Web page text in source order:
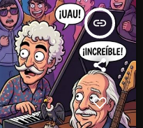
insert_link